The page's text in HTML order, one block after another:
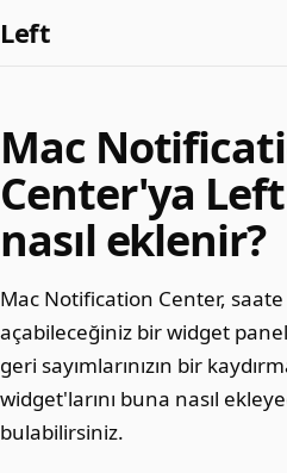
Left
Mac
Center'ya
nasıl eklenir?
Mac Notification Center,
açabileceğiniz bir widget
geri sayımlarınızın bir
widget'larını buna nasıl
bulabilirsiniz.